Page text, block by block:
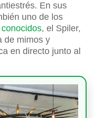
En sus
uno de los
, el Spiler,
de mimos y
en directo junto al